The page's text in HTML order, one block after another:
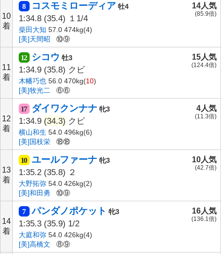
10
着
8 コスモミローディア 牡4
1:34.8 (35.4) １1/4
柴田大知 57.0 474kg(4)
[美]天間昭
⑩⑨
14人気
(85.9倍)
11
着
12 シコウ 牡3
1:34.9 (35.8) クビ
木幡巧也 56.0 470kg(10)
[美]牧光二
⑥⑥
15人気
(124.4倍)
12
着
17 ダイワクンナナ 牝3
1:34.9 (34.3) クビ
横山和生 54.0 496kg(6)
[美]国枝栄
⑱⑱
4人気
(11.3倍)
13
着
10 ユールファーナ 牝3
1:35.2 (35.8) ２
大野拓弥 54.0 426kg(2)
[美]和田勇
⑩⑨
10人気
(42.7倍)
14
着
7 パンダノポケット 牝3
1:35.3 (35.9) 1/2
大庭和弥 54.0 426kg(4)
[美]高橋文
⑧⑨
16人気
(136.1倍)